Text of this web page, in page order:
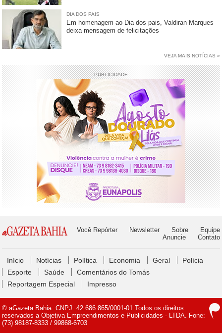
DIA DOS PAIS
Em homenagem ao Dia dos pais, Valdiran Marques
deixa mensagem de felicitações
VEJA MAIS NOTÍCIAS »
PUBLICIDADE
Você Repórter Newsletter Sobre
Equipe
Anuncie
Contato
Início Notícias Política Economia Geral
Polícia
Esporte
Saúde
Comentários do Tomás
Reportagem Especial
Impresso
© aGazeta Bahia. CNPJ: 42.686.865/0001-01 Todos os direitos
reservados a Objetiva Empreendimentos e Publicidades - LTDA. Fone:
(73) 98187-8333 / 99868-6703